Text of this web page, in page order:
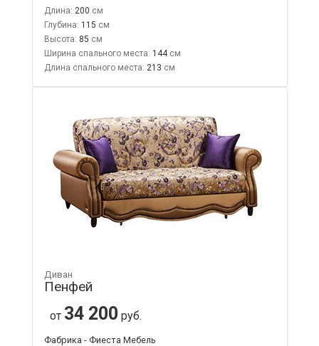
Длина: 200
Глубина: 115
Высота: 85
Ширина спального места: 144
Длина спального места: 213
Диван
Пенфей
от 34 200 руб.
Фабрика - Фиеста Мебель